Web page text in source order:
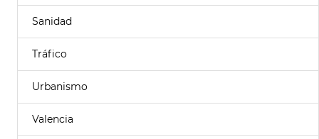
Sanidad
Tráfico
Urbanismo
Valencia